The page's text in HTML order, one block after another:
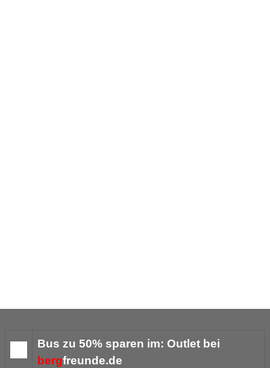
Bus zu 50% sparen im: Outlet bei
bergfreunde.de